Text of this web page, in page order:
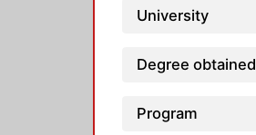
University
Degree obtained
Program